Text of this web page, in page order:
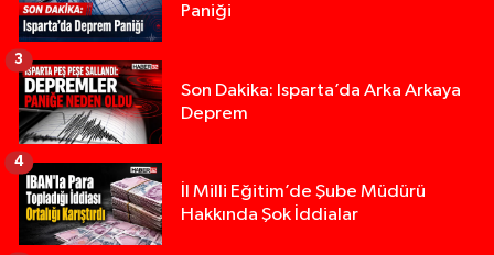
Paniği
Son Dakika: Isparta’da Arka Arkaya
Deprem
3
İl Milli Eğitim’de Şube Müdürü
Hakkında Şok İddialar
4